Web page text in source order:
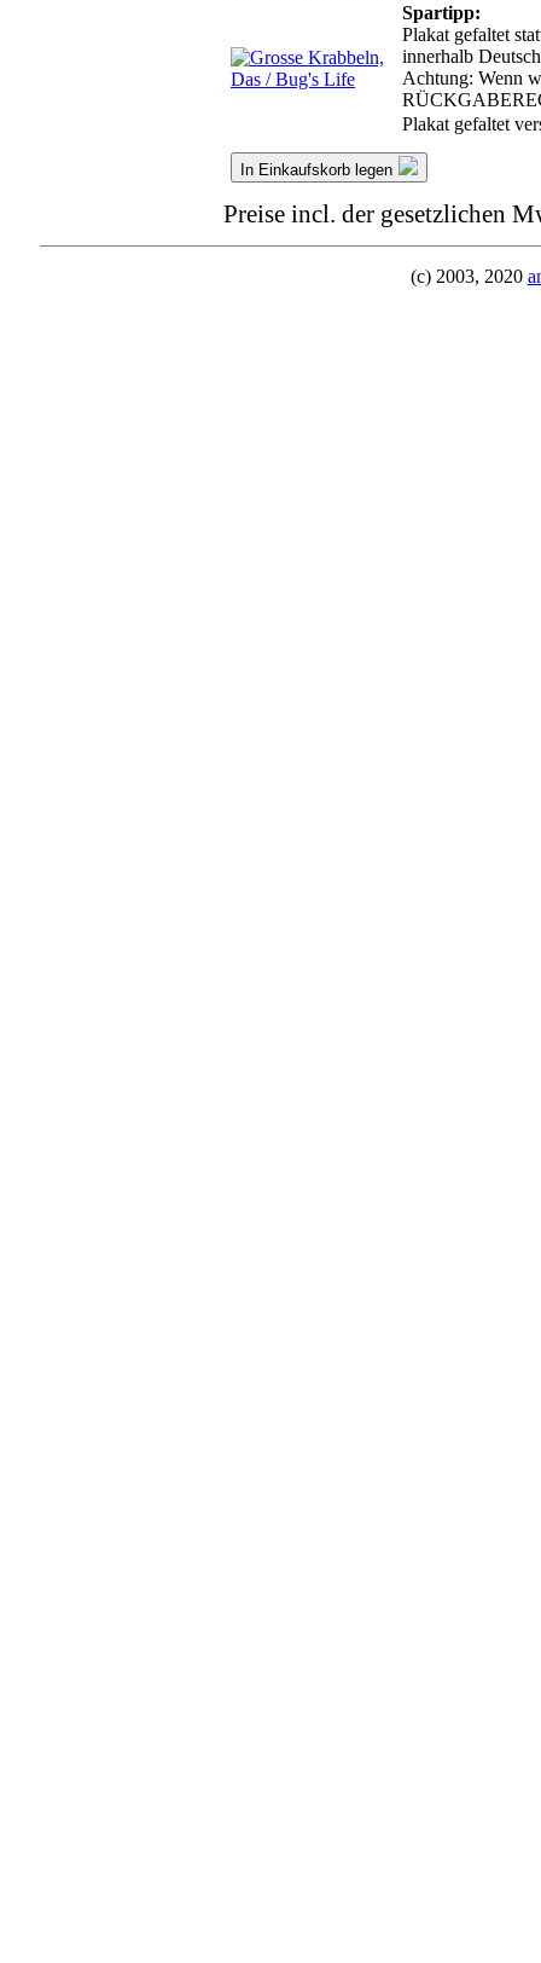
Spartipp:
Plakat gefaltet
innerhalb
Achtung: Wenn
Plakat gefaltet
In Einkaufskorb legen
Preise incl. der gesetzlichen
(c) 2003, 2020